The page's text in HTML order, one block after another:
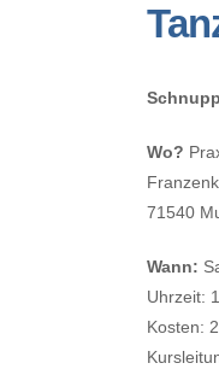
Wo?
71540
Wann:
Uhrzeit:
Kosten: